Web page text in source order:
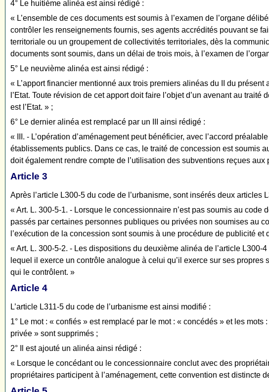
4° Le huitième alinéa est ainsi rédigé :
« L’ensemble de ces documents est soumis à l’examen de l’organe
contrôler les renseignements fournis, ses agents accrédités pouvant se
territoriale ou un groupement de collectivités territoriales, dès la
documents sont soumis, dans un délai de trois mois, à l’examen de
5° Le neuvième alinéa est ainsi rédigé :
« L’apport financier mentionné aux trois premiers alinéas du II du
l’Etat. Toute révision de cet apport doit faire l’objet d’un avenant au
est l’Etat. » ;
6° Le dernier alinéa est remplacé par un III ainsi rédigé :
« III. - L’opération d’aménagement peut bénéficier, avec l’accord
établissements publics. Dans ce cas, le traité de concession est soumis
doit également rendre compte de l’utilisation des subventions reçues
Article 3
Après l’article L300-5 du code de l’urbanisme, sont insérés deux articles
« Art. L. 300-5-1. - Lorsque le concessionnaire n’est pas soumis au code
passés par certaines personnes publiques ou privées non soumises au
l’exécution de la concession sont soumis à une procédure de publicité
« Art. L. 300-5-2. - Les dispositions du deuxième alinéa de l’article
lequel il exerce un contrôle analogue à celui qu’il exerce sur ses
qui le contrôlent. »
Article 4
L’article L311-5 du code de l’urbanisme est ainsi modifié :
1° Le mot : « confiés » est remplacé par le mot : « concédés » et les
privée » sont supprimés ;
2° Il est ajouté un alinéa ainsi rédigé :
« Lorsque le concédant ou le concessionnaire conclut avec des
propriétaires participent à l’aménagement, cette convention est